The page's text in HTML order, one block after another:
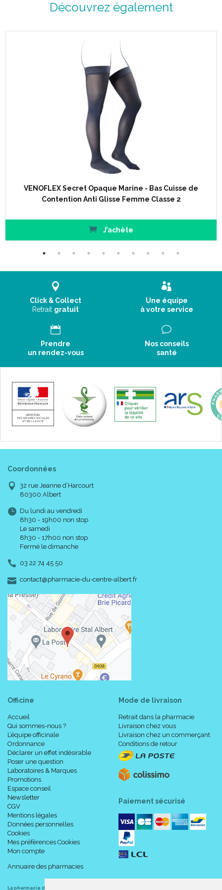
Découvrez également
VENOFLEX Secret Opaque Marine - Bas Cuisse de
Contention Anti Glisse Femme Classe 2
J’achète
Click & Collect
Retrait gratuit
Une équipe
à votre service
Prendre
un rendez-vous
Nos conseils
santé
Coordonnées
32 rue Jeanne d’Harcourt
80300 Albert
Du lundi au vendredi
8h30 - 19h00 non stop
Le samedi
8h30 - 17h00 non stop
Fermé le dimanche
03 22 74 45 50
contact-
@-
pharmacie-du-centre-albert.fr
Officine
Accueil
Qui sommes-nous ?
L’équipe officinale
Ordonnance
Déclarer un effet indésirable
Poser une question
Laboratoires & Marques
Promotions
Espace conseil
Newsletter
CGV
Mentions légales
Données personnelles
Cookies
Mes préférences Cookies
Mon compte
Annuaire des pharmacies
Mode de livraison
Retrait dans la pharmacie
Livraison chez vous
Livraison chez un commerçant
Conditions de retour
Paiement sécurisé
La pharmacie du centre à Albert